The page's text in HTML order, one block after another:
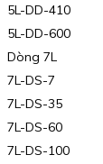
5L-DD-410
5L-DD-600
Dòng 7L
7L-DS-7
7L-DS-35
7L-DS-60
7L-DS-100